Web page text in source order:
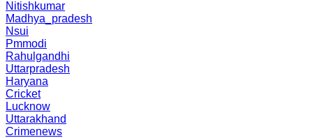
Nitishkumar
Madhya_pradesh
Nsui
Pmmodi
Rahulgandhi
Uttarpradesh
Haryana
Cricket
Lucknow
Uttarakhand
Crimenews